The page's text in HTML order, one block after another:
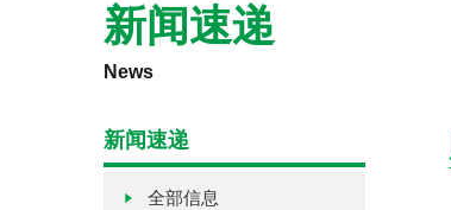
新闻速递
News
新闻速递
全部信息